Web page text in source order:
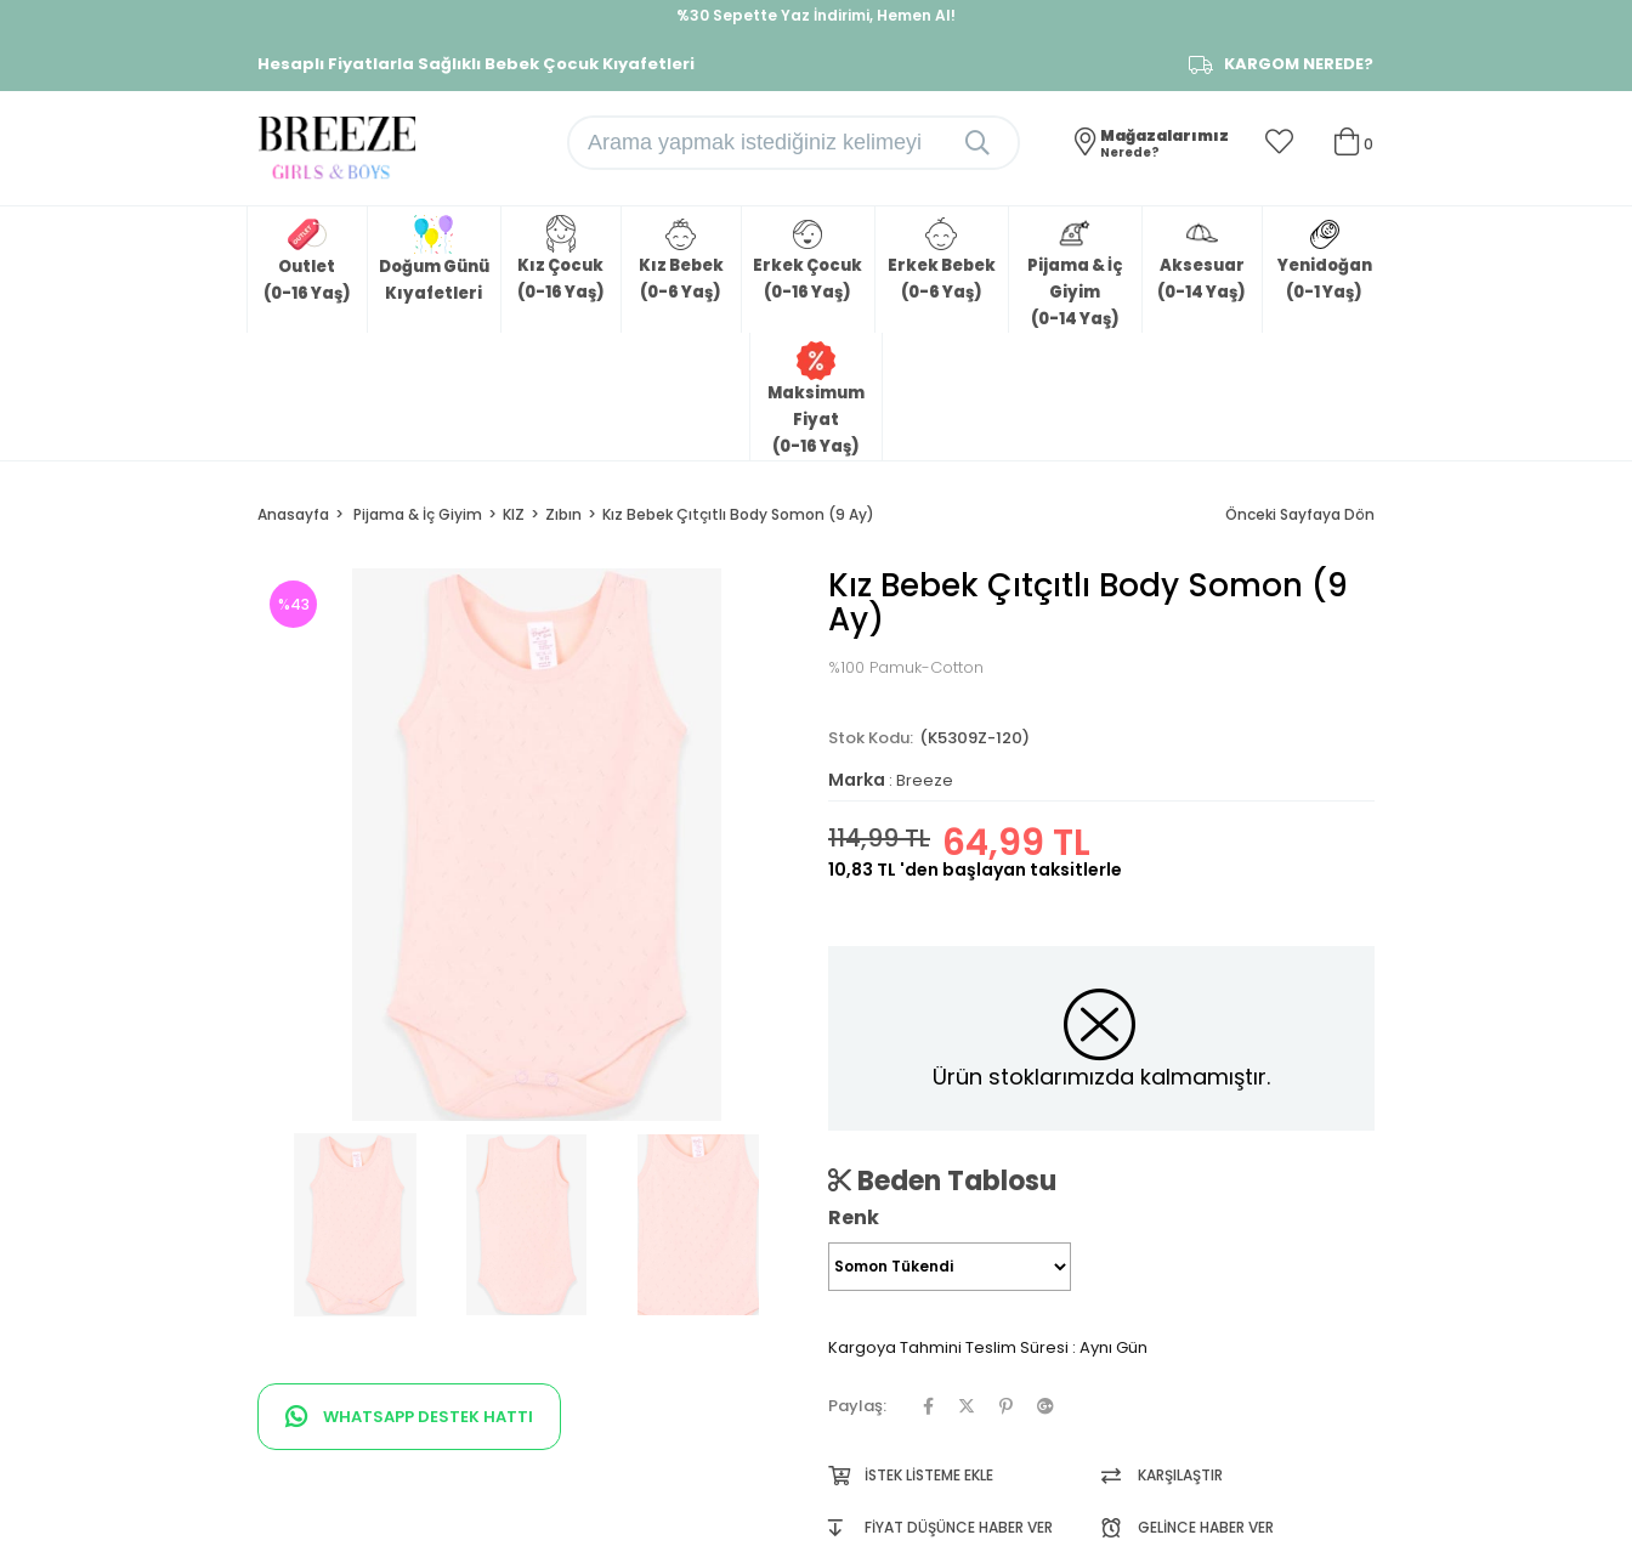
%30 Sepette Yaz İndirimi, Hemen Al!
Hesaplı Fiyatlarla Sağlıklı Bebek Çocuk Kıyafetleri KARGOM NEREDE?
0
Mağazalarımız
Nerede?
Outlet
(0-16 Yaş)
Doğum Günü
Kıyafetleri
Kız Çocuk
(0-16 Yaş)
Kız Bebek
(0-6 Yaş)
Erkek Çocuk
(0-16 Yaş)
Erkek Bebek
(0-6 Yaş)
Pijama & İç
Giyim
(0-14 Yaş)
Aksesuar
(0-14 Yaş)
Yenidoğan
(0-1 Yaş)
Maksimum
Fiyat
(0-16 Yaş)
Anasayfa Pijama & İç Giyim KIZ Zıbın Kız Bebek Çıtçıtlı Body Somon (9 Ay) Önceki Sayfaya Dön
%43
WHATSAPP DESTEK HATTI
Kız Bebek Çıtçıtlı Body Somon (9
Ay)
%100 Pamuk-Cotton
(K5309Z-120)
Marka : Breeze
114,99 TL 64,99 TL
10,83 TL 'den başlayan taksitlerle
Ürün stoklarımızda kalmamıştır.
Beden Tablosu
Renk
Kargoya Tahmini Teslim Süresi : Aynı Gün
Paylaş:
İSTEK LISTEME EKLE KARŞILAŞTIR
FIYAT DÜŞÜNCE HABER VER GELINCE HABER VER